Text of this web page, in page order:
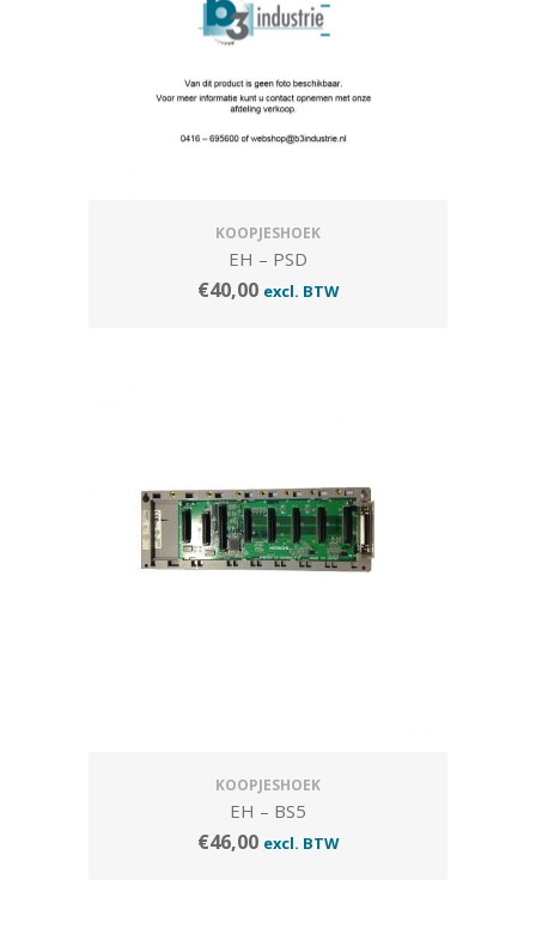
KOOPJESHOEK
EH – PSD
€40,00 excl. BTW
KOOPJESHOEK
EH – BS5
€46,00 excl. BTW